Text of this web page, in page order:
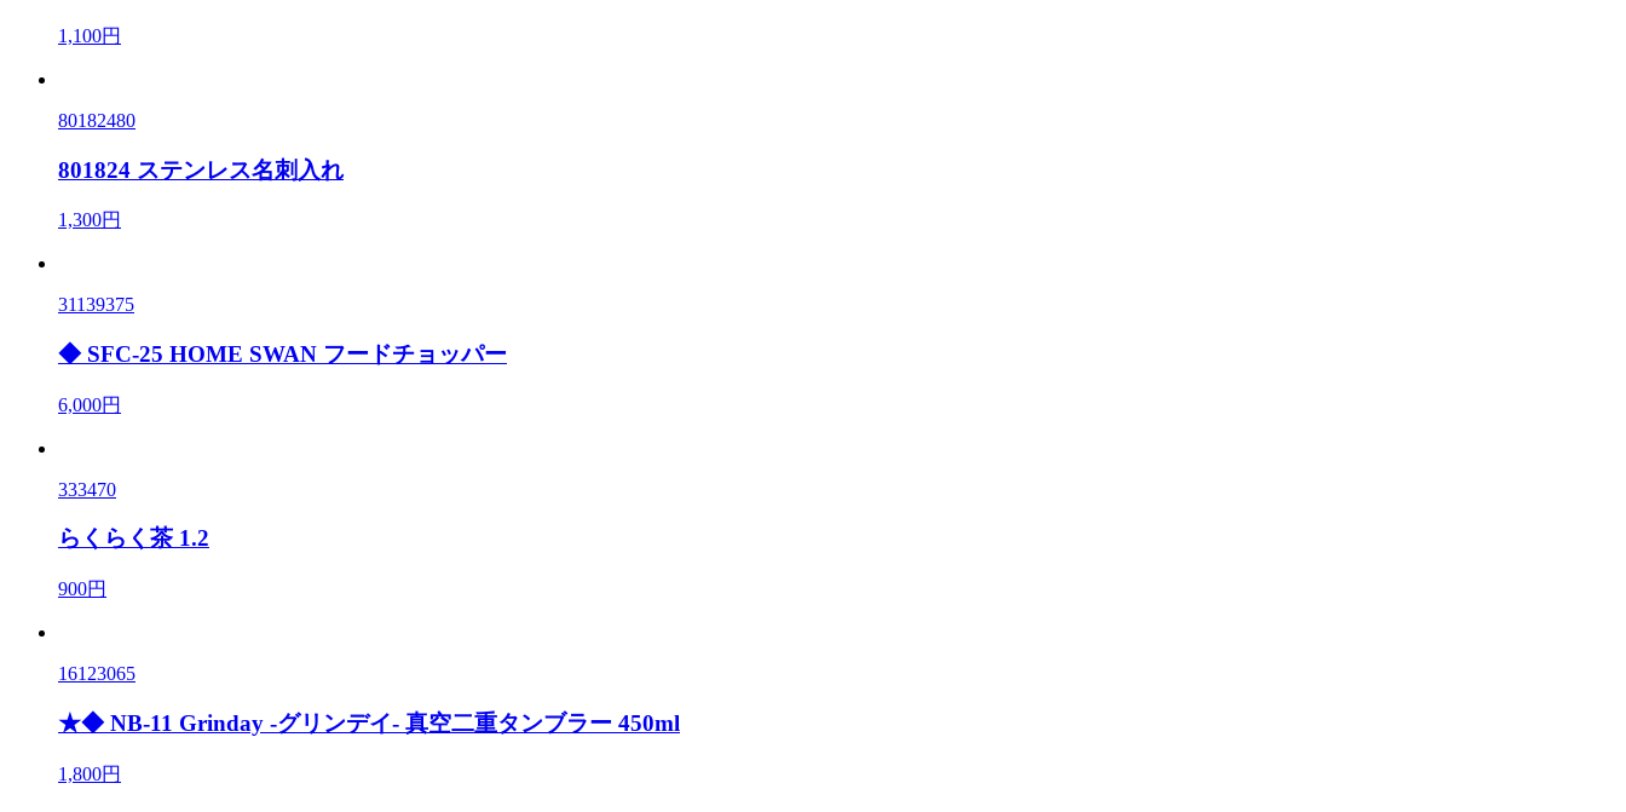
1,100円
80182480
801824 ステンレス名刺入れ
1,300円
31139375
◆ SFC-25 HOME SWAN フードチョッパー
6,000円
333470
らくらく茶 1.2
900円
16123065
★◆ NB-11 Grinday -グリンデイ- 真空二重タンブラー 450ml
1,800円